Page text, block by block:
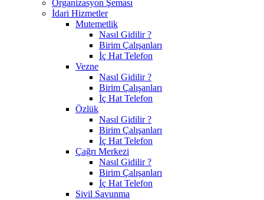
Organizasyon Şeması
İdari Hizmetler
Mutemetlik
Nasıl Gidilir ?
Birim Çalışanları
İç Hat Telefon
Vezne
Nasıl Gidilir ?
Birim Çalışanları
İç Hat Telefon
Özlük
Nasıl Gidilir ?
Birim Çalışanları
İç Hat Telefon
Çağrı Merkezi
Nasıl Gidilir ?
Birim Çalışanları
İç Hat Telefon
Sivil Savunma